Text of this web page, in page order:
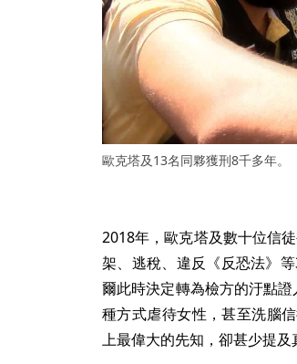
歐克塔及13名同夥獲刑8千多年。（
2018年，歐克塔及數十位信
架、逃稅、違反《反恐法》
爾此時決定轉為檢方的汙點
種方式虐待女性，甚至洗腦
上最偉大的先知，卻甚少提及